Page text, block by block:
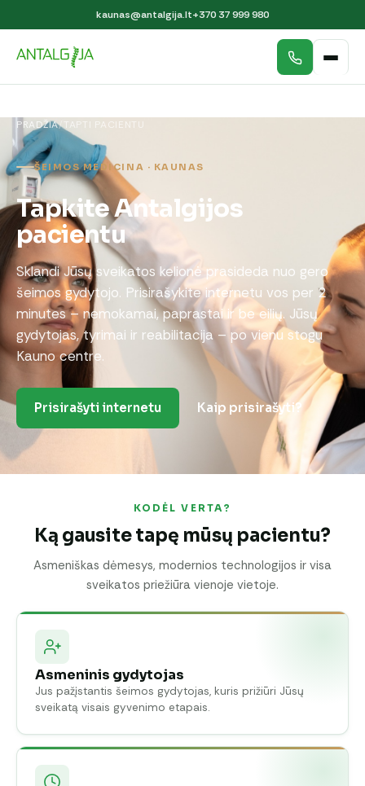
kaunas@antalgija.lt+370 37 999 980
PRADŽIA/TAPTI PACIENTU
ŠEIMOS MEDICINA · KAUNAS
Tapkite Antalgijos
pacientu
Sklandi Jūsų sveikatos kelionė prasideda nuo gero
šeimos gydytojo. Prisirašykite internetu vos per 2
minutes – nemokamai, paprastai ir be eilių. Jūsų
gydytojas, tyrimai ir reabilitacija – po vienu stogu
Kauno centre.
Prisirašyti internetu Kaip prisirašyti?
KODĖL VERTA?
Ką gausite tapę mūsų pacientu?
Asmeniškas dėmesys, modernios technologijos ir visa
sveikatos priežiūra vienoje vietoje.
Asmeninis gydytojas
Jus pažįstantis šeimos gydytojas, kuris prižiūri Jūsų
sveikatą visais gyvenimo etapais.